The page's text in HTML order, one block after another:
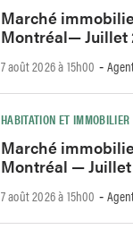
Marché
Montréal— Juillet
7 août 2026 à 15h00 -
HABITATION ET IMMOBILIER
Marché
Montréal —
7 août 2026 à 15h00 -